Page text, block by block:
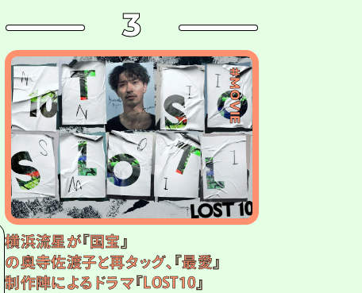
3
#MOVIE
横浜流星が『国宝』
の奥寺佐渡子と再タッグ、『最愛』
制作陣によるドラマ『LOST10』